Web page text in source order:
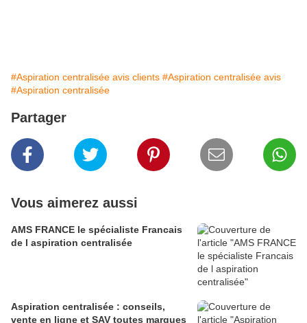
#Aspiration centralisée avis clients #Aspiration centralisée avis
#Aspiration centralisée
Partager
Vous aimerez aussi
AMS FRANCE le spécialiste Francais
de l aspiration centralisée
Aspiration centralisée : conseils,
vente en ligne et SAV toutes marques